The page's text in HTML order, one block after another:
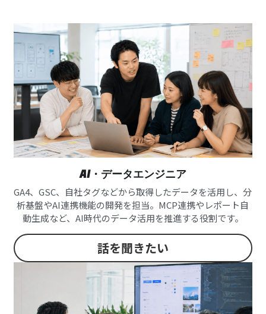
AI・データエンジニア
GA4、GSC、自社タグなどから取得したデータを活用し、分
析基盤やAI連携機能の開発を担当。MCP連携やレポート自
動生成など、AI時代のデータ活用を推進する役割です。
話を聞きたい